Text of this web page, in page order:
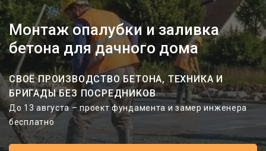
Монтаж опалубки и заливка
бетона для дачного дома
СВОЁ ПРОИЗВОДСТВО БЕТОНА, ТЕХНИКА И
БРИГАДЫ БЕЗ ПОСРЕДНИКОВ
До 13 августа – проект фундамента и замер инженера
бесплатно